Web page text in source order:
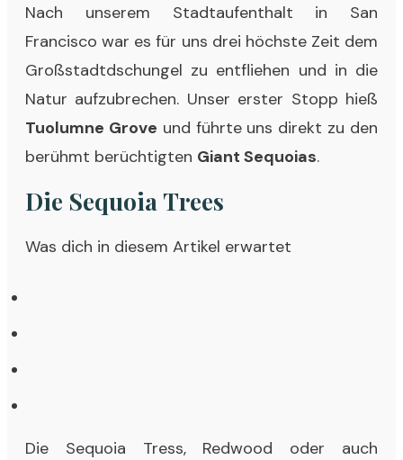
Nach unserem Stadtaufenthalt in San
Francisco war es für uns drei höchste Zeit dem
Großstadtdschungel zu entfliehen und in die
Natur aufzubrechen. Unser erster Stopp hieß
Tuolumne Grove und führte uns direkt zu den
berühmt berüchtigten Giant Sequoias.
Die Sequoia Trees
Was dich in diesem Artikel erwartet
Die Sequoia Tress, Redwood oder auch